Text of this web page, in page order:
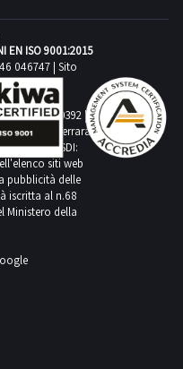
046747 | Sito
in Via
02704840392 |
Imprese di Ferrara
224830 | SDI:
siti web
pubblicità delle
iscritta al n.68
Ministero della
EN ISO 9001:2015